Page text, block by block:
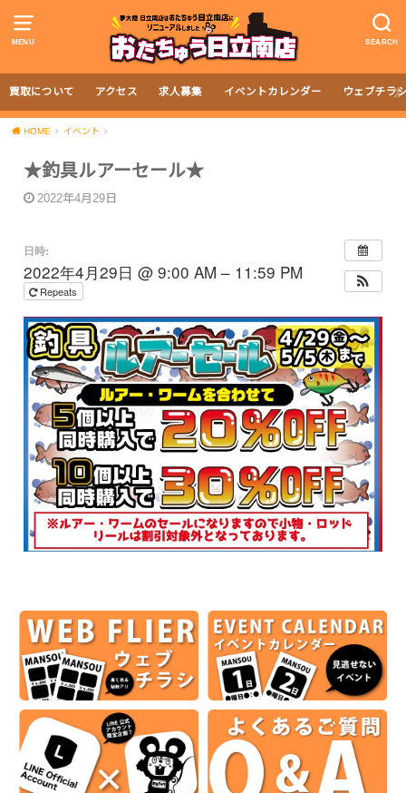
MENU SEARCH
買取について アクセス 求人募集 イベントカレンダー ウェブチラ
HOME イベント
★釣具ルアーセール★
2022年4月29日
日時:
2022年4月29日 @ 9:00 AM – 11:59 PM
Repeats